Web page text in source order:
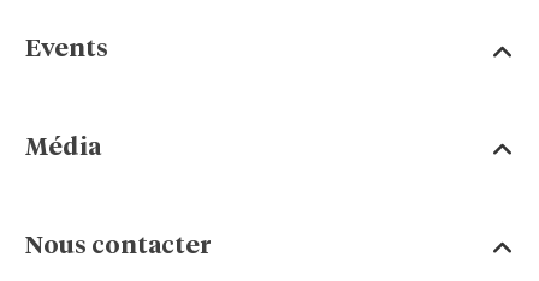
Events
Média
Nous contacter